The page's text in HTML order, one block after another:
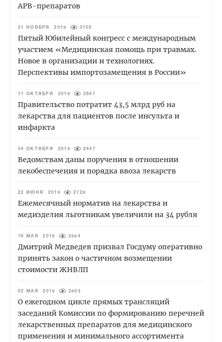
АРВ-препаратов
21 НОЯБРЯ 2019 3105
Пятый Юбилейный конгресс с международным
участием «Медицинская помощь при травмах.
Новое в организации и технологиях.
Перспективы импортозамещения в России»
11 ОКТЯБРЯ 2019 2697
Правительство потратит 43,5 млрд руб на
лекарства для пациентов после инсульта и
инфаркта
04 ОКТЯБРЯ 2019 2447
Ведомствам даны поручения в отношении
лекобеспечения и порядка ввоза лекарств
22 ИЮНЯ 2019 2728
Ежемесячный норматив на лекарства и
медизделия льготникам увеличили на 34 рубля
16 МАЯ 2019 2884
Дмитрий Медведев призвал Госдуму оперативно
принять закон о частичном возмещении
стоимости ЖНВЛП
02 МАЯ 2019 2803
О ежегодном цикле прямых трансляций
заседаний Комиссии по формированию перечней
лекарственных препаратов для медицинского
применения и минимального ассортимента